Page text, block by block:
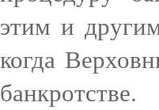
этим и
когда
банкротстве.